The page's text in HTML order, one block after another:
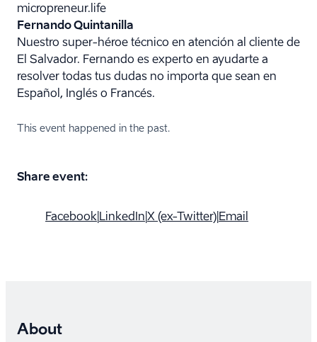
micropreneur.life
Fernando Quintanilla
Nuestro super-héroe técnico en atención al cliente de
El Salvador. Fernando es experto en ayudarte a
resolver todas tus dudas no importa que sean en
Español, Inglés o Francés.
This event happened in the past.
Share event:
Facebook LinkedIn X (ex-Twitter) Email
About